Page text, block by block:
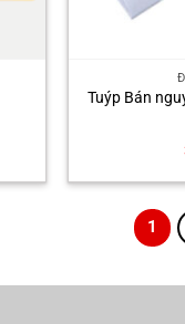
Tuýp Bán
1